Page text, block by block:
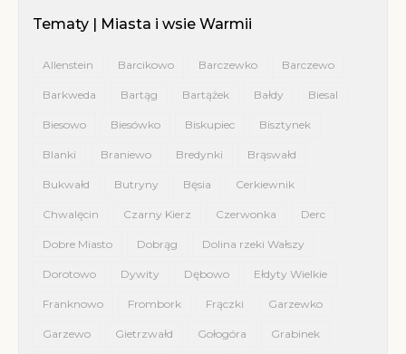
Tematy | Miasta i wsie Warmii
Allenstein Barcikowo Barczewko Barczewo
Barkweda Bartąg Bartążek Bałdy Biesal
Biesowo Biesówko Biskupiec Bisztynek
Blanki Braniewo Bredynki Brąswałd
Bukwałd Butryny Bęsia Cerkiewnik
Chwalęcin Czarny Kierz Czerwonka Derc
Dobre Miasto Dobrąg Dolina rzeki Wałszy
Dorotowo Dywity Dębowo Ełdyty Wielkie
Franknowo Frombork Frączki Garzewko
Garzewo Gietrzwałd Gołogóra Grabinek